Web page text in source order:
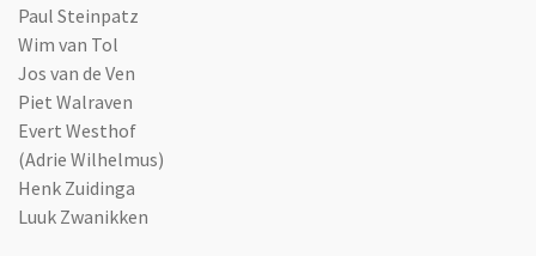
Paul Steinpatz
Wim van Tol
Jos van de Ven
Piet Walraven
Evert Westhof
(Adrie Wilhelmus)
Henk Zuidinga
Luuk Zwanikken